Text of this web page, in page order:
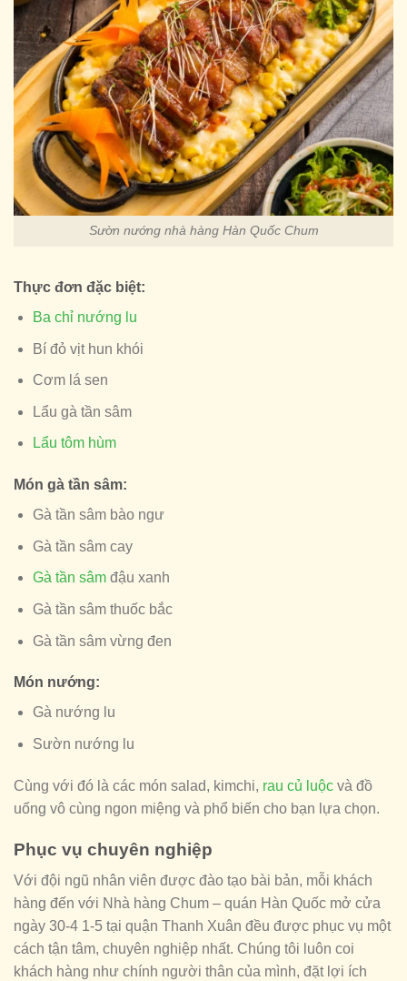
Sườn nướng nhà hàng Hàn Quốc Chum
Thực đơn đặc biệt:
Ba chỉ nướng lu
Bí đỏ vịt hun khói
Cơm lá sen
Lẩu gà tần sâm
Lẩu tôm hùm
Món gà tần sâm:
Gà tần sâm bào ngư
Gà tần sâm cay
Gà tần sâmđậu xanh
Gà tần sâm thuốc bắc
Gà tần sâm vừng đen
Món nướng:
Gà nướng lu
Sườn nướng lu
Cùng với đó là các món salad, kimchi, rau củ luộc và đồ
uống vô cùng ngon miệng và phổ biến cho bạn lựa chọn.
Phục vụ chuyên nghiệp
Với đội ngũ nhân viên được đào tạo bài bản, mỗi khách
hàng đến với Nhà hàng Chum – quán Hàn Quốc mở cửa
ngày 30-4 1-5 tại quận Thanh Xuân đều được phục vụ một
cách tận tâm, chuyên nghiệp nhất. Chúng tôi luôn coi
khách hàng như chính người thân của mình, đặt lợi ích